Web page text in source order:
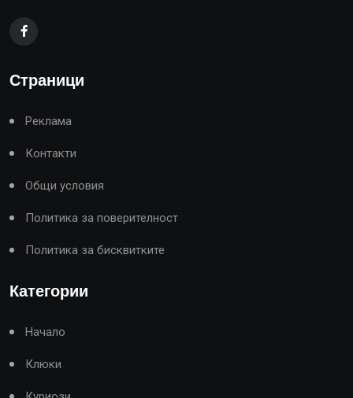
Страници
Реклама
Контакти
Общи условия
Политика за поверителност
Политика за бисквитките
Категории
Начало
Клюки